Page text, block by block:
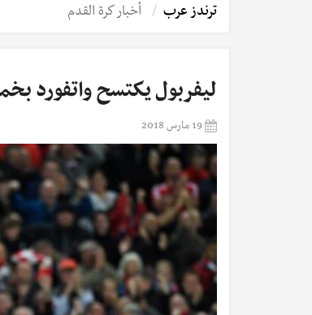
ترندز عرب أخبار كرة القدم
ليفربول يكتسح واتفورد
19 مارس 2018